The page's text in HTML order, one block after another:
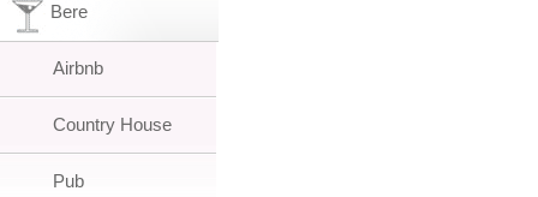
Bere
Airbnb
Country House
Pub